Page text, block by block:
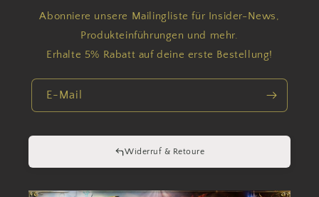
Abonniere unsere Mailingliste für Insider-News,
Produkteinführungen und mehr.
Erhalte 5% Rabatt auf deine erste Bestellung!
E-Mail
Widerruf & Retoure